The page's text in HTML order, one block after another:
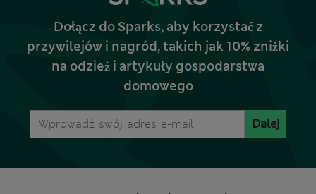
Dołącz do Sparks, aby korzystać z
przywilejów i nagród, takich jak 10% zniżki
na odzież i artykuły gospodarstwa
domowego
Dalej